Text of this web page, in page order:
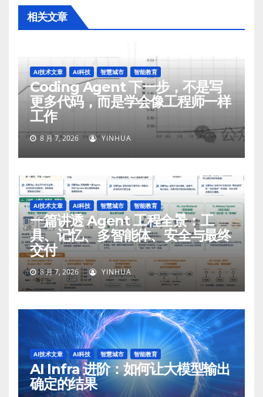
相关文章
AI技术文章 AI科技 智慧城市 智能教育
Coding Agent 下一步，不是写
更多代码，而是学会像工程师一样
工作
8 月 7, 2026 YINHUA
AI技术文章 AI科技 智慧城市 智能教育
一篇讲透 Agent 工程全景：工
具、记忆、多智能体、安全与最终
交付
8 月 7, 2026 YINHUA
AI技术文章 AI科技 智慧城市 智能教育
AI Infra 进阶：如何让大模型输出
确定的结果